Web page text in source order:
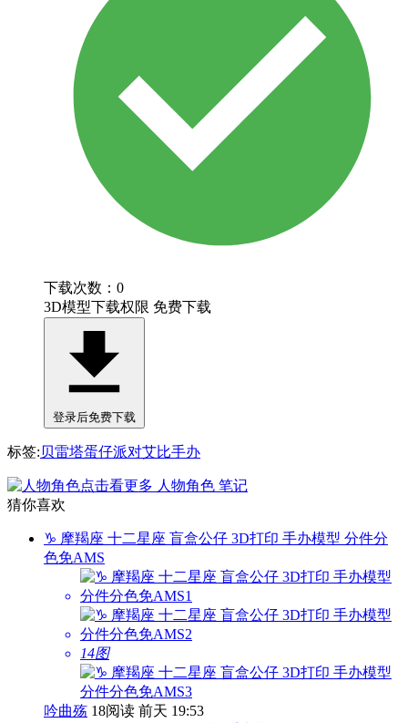
下载次数：0
3D模型下载权限 免费下载
登录后免费下载
标签:贝雷塔蛋仔派对艾比手办
点击看更多 人物角色 笔记
猜你喜欢
♑ 摩羯座 十二星座 盲盒公仔 3D打印 手办模型 分件分
色免AMS
14图
吟曲殇 18阅读 前天 19:53